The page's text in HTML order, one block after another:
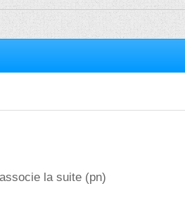
la suite (pn)